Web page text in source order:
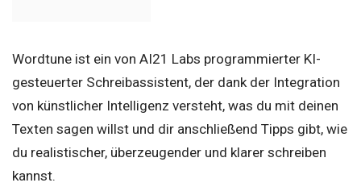
Wordtune ist ein von AI21 Labs programmierter KI-
gesteuerter Schreibassistent, der dank der Integration
von künstlicher Intelligenz versteht, was du mit deinen
Texten sagen willst und dir anschließend Tipps gibt, wie
du realistischer, überzeugender und klarer schreiben
kannst.